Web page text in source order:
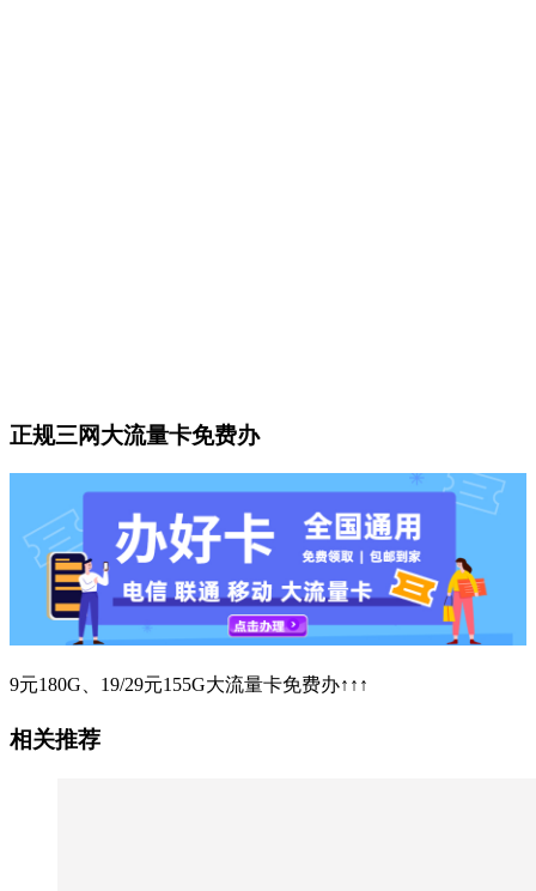
正规三网大流量卡免费办
9元180G、19/29元155G大流量卡免费办↑↑↑
相关推荐